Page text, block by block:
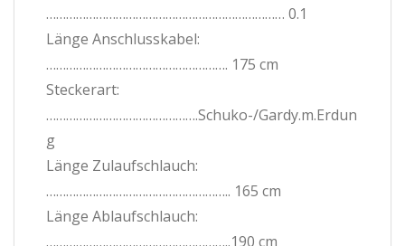
……………………………………………………………… 0.1
Länge Anschlusskabel:
………………………………………………. 175 cm
Steckerart:
……………………………………….Schuko-/Gardy.m.Erdun
g
Länge Zulaufschlauch:
……………………………………………….. 165 cm
Länge Ablaufschlauch:
………………………………………………..190 cm